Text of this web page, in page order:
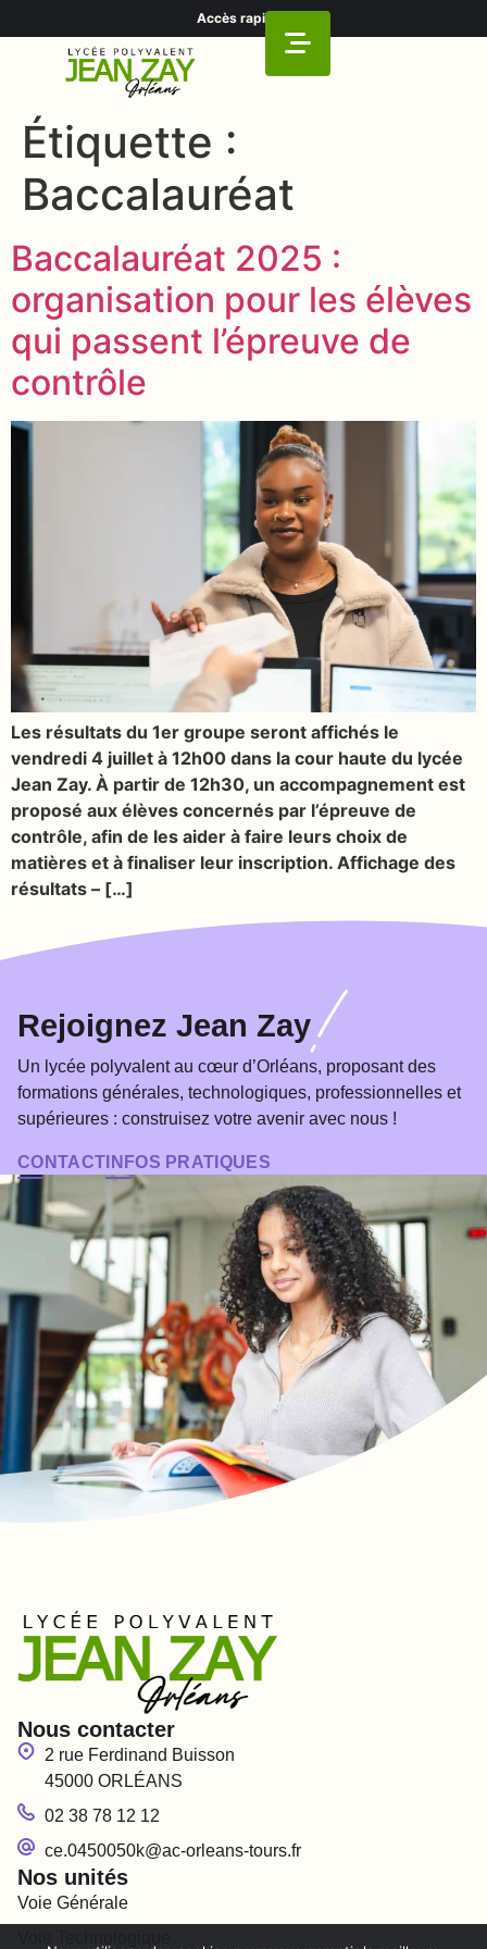
Accès rapide
Étiquette :
Baccalauréat
Baccalauréat 2025 :
organisation pour les élèves
qui passent l’épreuve de
contrôle
Les résultats du 1er groupe seront affichés le
vendredi 4 juillet à 12h00 dans la cour haute du lycée
Jean Zay. À partir de 12h30, un accompagnement est
proposé aux élèves concernés par l’épreuve de
contrôle, afin de les aider à faire leurs choix de
matières et à finaliser leur inscription. Affichage des
résultats – […]
Rejoignez Jean Zay!
Un lycée polyvalent au cœur d’Orléans, proposant des
formations générales, technologiques, professionnelles et
supérieures : construisez votre avenir avec nous !
CONTACT INFOS PRATIQUES
Nous contacter
2 rue Ferdinand Buisson
45000 ORLÉANS
02 38 78 12 12
ce.0450050k@ac-orleans-tours.fr
Nos unités
Voie Générale